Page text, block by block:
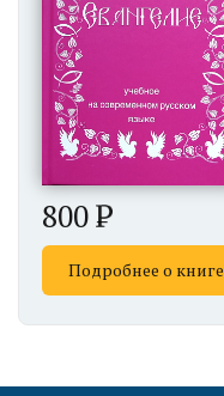
800
Подробнее о книге